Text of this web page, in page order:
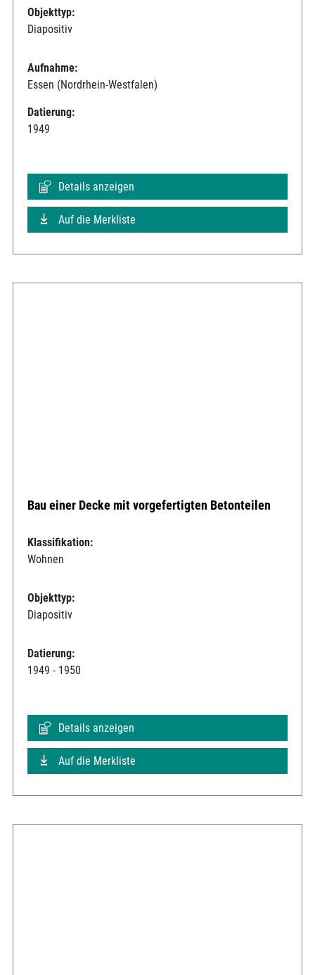
Objekttyp:
Diapositiv
Aufnahme:
Essen (Nordrhein-Westfalen)
Datierung:
1949
Details anzeigen
Auf die Merkliste
Bau einer Decke mit vorgefertigten Betonteilen
Klassifikation:
Wohnen
Objekttyp:
Diapositiv
Datierung:
1949 - 1950
Details anzeigen
Auf die Merkliste